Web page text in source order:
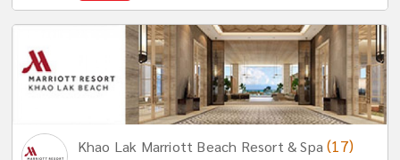
Khao Lak Marriott Beach Resort & Spa(17)